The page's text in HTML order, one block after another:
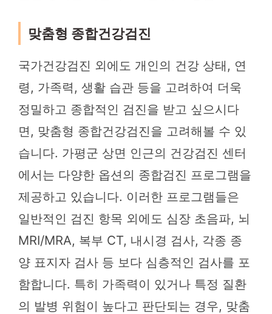
맞춤형 종합건강검진
국가건강검진 외에도 개인의 건강 상태, 연
령, 가족력, 생활 습관 등을 고려하여 더욱
정밀하고 종합적인 검진을 받고 싶으시다
면, 맞춤형 종합건강검진을 고려해볼 수 있
습니다. 가평군 상면 인근의 건강검진 센터
에서는 다양한 옵션의 종합검진 프로그램을
제공하고 있습니다. 이러한 프로그램들은
일반적인 검진 항목 외에도 심장 초음파, 뇌
MRI/MRA, 복부 CT, 내시경 검사, 각종 종
양 표지자 검사 등 보다 심층적인 검사를 포
함합니다. 특히 가족력이 있거나 특정 질환
의 발병 위험이 높다고 판단되는 경우, 맞춤